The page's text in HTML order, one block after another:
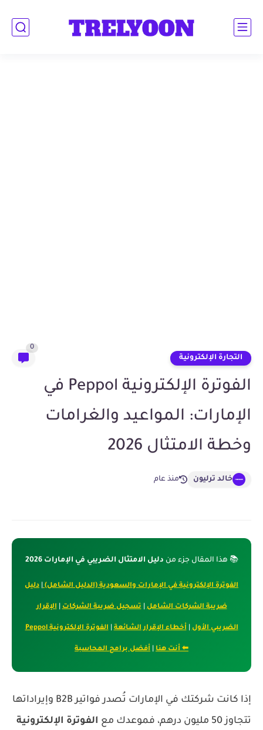
التجارة الإلكترونية
0
الفوترة الإلكترونية Peppol في
الإمارات: المواعيد والغرامات
وخطة الامتثال 2026
خالد ترليون منذ عام
📚 هذا المقال جزء من دليل الامتثال الضريبي في الإمارات 2026
الفوترة الإلكترونية في الإمارات والسعودية (الدليل الشامل) دليل
ضريبة الشركات الشامل|تسجيل ضريبة الشركات|الإقرار
الضريبي الأول|أخطاء الإقرار الشائعة| الفوترة الإلكترونية Peppol
⬅ أنت هنا أفضل برامج المحاسبة
إذا كانت شركتك في الإمارات تُصدر فواتير B2B وإيراداتها
تتجاوز 50 مليون درهم، فموعدك مع
الفوترة الإلكترونية